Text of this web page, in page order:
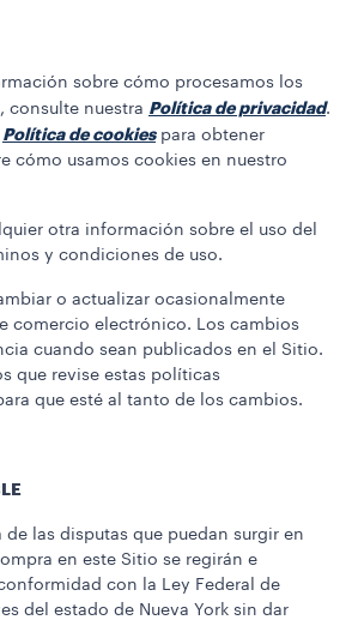
sobre cómo procesamos los
consulte nuestra Política de privacidad.
Política de cookiespara obtener
cómo usamos cookies en nuestro
otra información sobre el uso del
y condiciones de uso.
o actualizar ocasionalmente
comercio electrónico. Los cambios
cuando sean publicados en el Sitio.
que revise estas políticas
que esté al tanto de los cambios.
de las disputas que puedan surgir en
en este Sitio se regirán e
con la Ley Federal de
del estado de Nueva York sin dar